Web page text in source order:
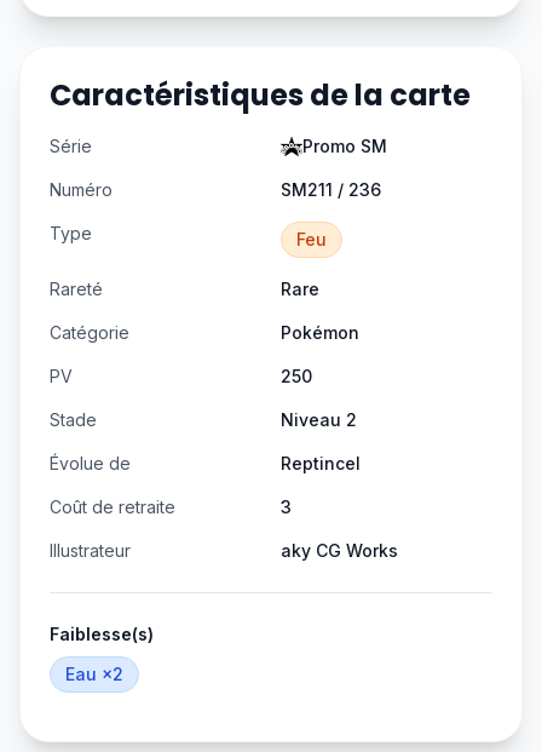
Caractéristiques de la carte
Série Promo SM
Numéro SM211 / 236
Type Feu
Rareté Rare
Catégorie Pokémon
PV 250
Stade Niveau 2
Évolue de Reptincel
Coût de retraite 3
Illustrateur aky CG Works
Faiblesse(s)
Eau ×2